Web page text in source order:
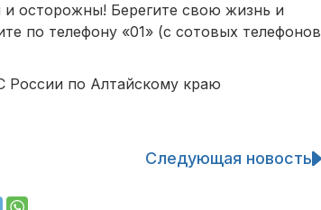
и осторожны! Берегите свою жизнь и
по телефону «01» (с сотовых телефонов
по Алтайскому краю
Следующая новость